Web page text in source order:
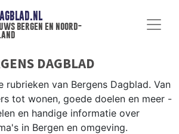
bergen en noord-
DAGBLAD
rubrieken van Bergens Dagblad. Van
tot wonen, goede doelen en meer -
en handige informatie over
in Bergen en omgeving.